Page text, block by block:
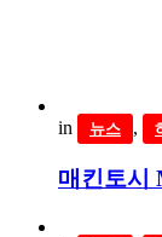
in 뉴스 ,
매킨토시